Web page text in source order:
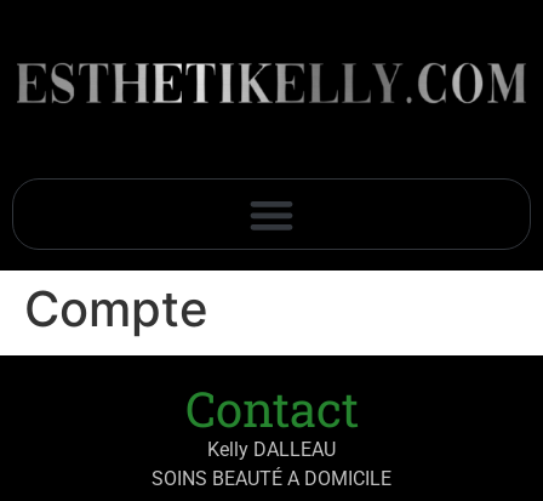
Compte
Contact
Kelly DALLEAU
SOINS BEAUTÉ A DOMICILE